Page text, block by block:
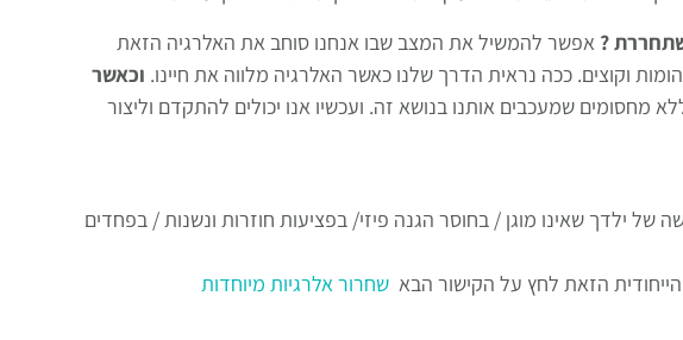
?אפשר להמשיל את המצב שבו אנחנו סוחב את האלרגיה הזאת
וקוצים. ככה נראית הדרך שלנו כאשר האלרגיה מלווה את חיינו. וכאשר
מחסומים שמעכבים אותנו בנושא זה. ועכשיו אנו יכולים להתקדם וליצור
של ילדך שאינו מוגן / בחוסר הגנה פיזי/ בפציעות חוזרות ונשנות / בפחדים
הזאת לחץ על הקישור הבאשחרור אלרגיות מיוחדות